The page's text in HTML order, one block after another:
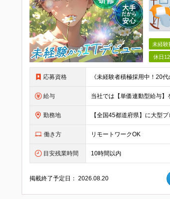
未経験
休日
応募資格
給与
勤務地
働き方 リモートワークOK
目安残業時間 10時間以内
掲載終了予定日：2026.08.20